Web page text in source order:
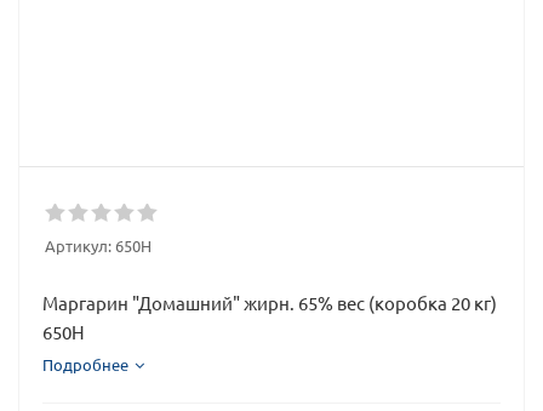
Артикул:650Н
Маргарин "Домашний" жирн. 65% вес (коробка 20 кг)
650Н
Подробнее